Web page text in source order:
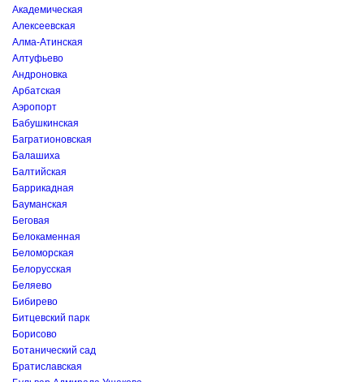
Академическая
Алексеевская
Алма-Атинская
Алтуфьево
Андроновка
Арбатская
Аэропорт
Бабушкинская
Багратионовская
Балашиха
Балтийская
Баррикадная
Бауманская
Беговая
Белокаменная
Беломорская
Белорусская
Беляево
Бибирево
Битцевский парк
Борисово
Ботанический сад
Братиславская